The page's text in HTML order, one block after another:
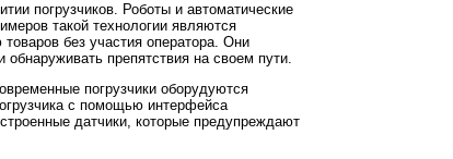
погрузчиков. Роботы и автоматические
такой технологии являются
без участия оператора. Они
препятствия на своем пути.
погрузчики оборудуются
с помощью интерфейса
датчики, которые предупреждают